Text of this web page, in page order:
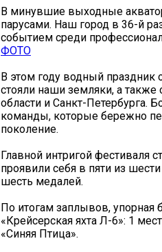
В минувшие выходные
парусами. Наш город в 36-й
событием среди
ФОТО
В этом году водный праздник
стояли наши земляки, а также
области и Санкт-Петербурга.
команды, которые бережно
поколение.
Главной интригой фестиваля
проявили себя в пяти из
шесть медалей.
По итогам заплывов, упорная
«Крейсерская яхта Л-6»: 1
«Синяя Птица».